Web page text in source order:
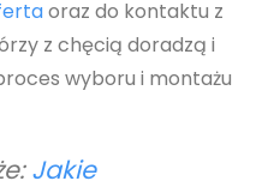
oraz do kontaktu z
z chęcią doradzą i
wyboru i montażu
Jakie